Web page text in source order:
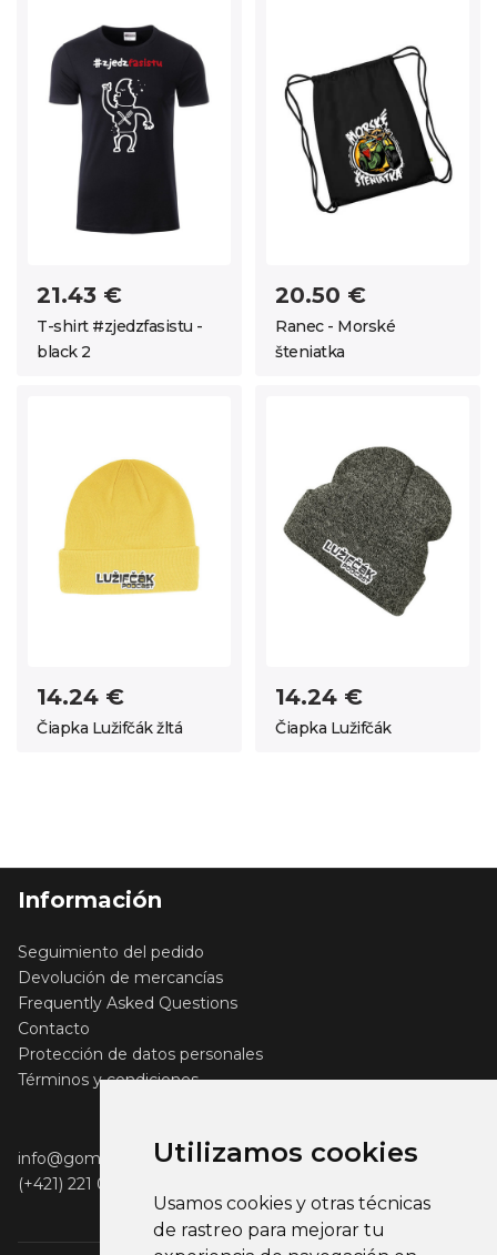
Utilizamos cookies
Usamos cookies y otras técnicas
de rastreo para mejorar tu
21.43 €
T-shirt #zjedzfasistu -
black 2
20.50 €
Ranec - Morské
šteniatka
14.24 €
Čiapka Lužifčák žltá
14.24 €
Čiapka Lužifčák
Información
Seguimiento del pedido
Devolución de mercancías
Frequently Asked Questions
Contacto
Protección de datos personales
Términos y condiciones
info@gomerch.sk
(+421) 221 001 000